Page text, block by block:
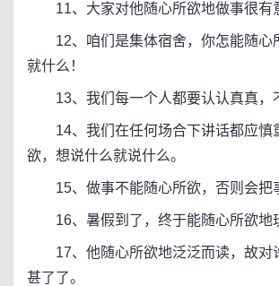
11、大家对他随心所欲地做事很有
12、咱们是集体宿舍，你怎能随心
就什么！
13、我们每一个人都要认认真真，
14、我们在任何场合下讲话都应慎
欲，想说什么就说什么。
15、做事不能随心所欲，否则会把
16、暑假到了，终于能随心所欲地
17、他随心所欲地泛泛而读，故对
甚了了。